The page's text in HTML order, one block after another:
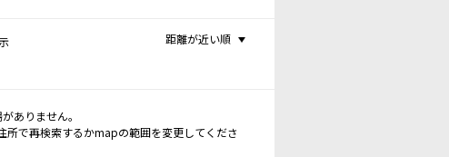
距離が近い順
ありません。
所で再検索するかmapの範囲を変更してくださ